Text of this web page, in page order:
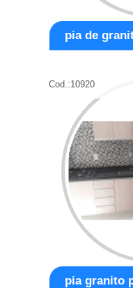
pia de
Cod.:10920
pia granito